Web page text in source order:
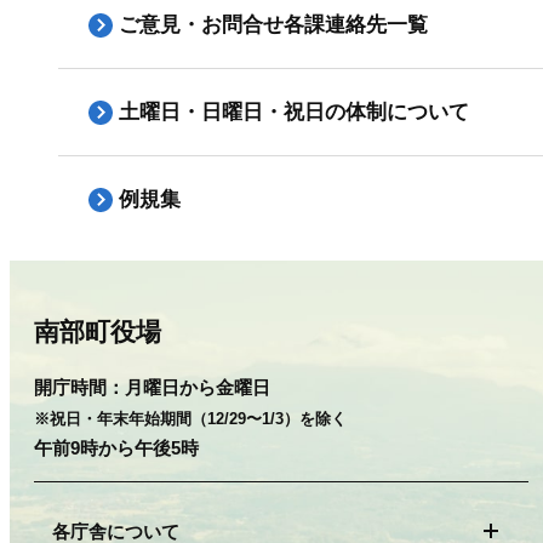
ご意見・お問合せ各課連絡先一覧
土曜日・日曜日・祝日の体制について
例規集
南部町役場
開庁時間： 月曜日から金曜日
※祝日・年末年始期間（12/29〜1/3）を除く
午前9時から午後5時
各庁舎について